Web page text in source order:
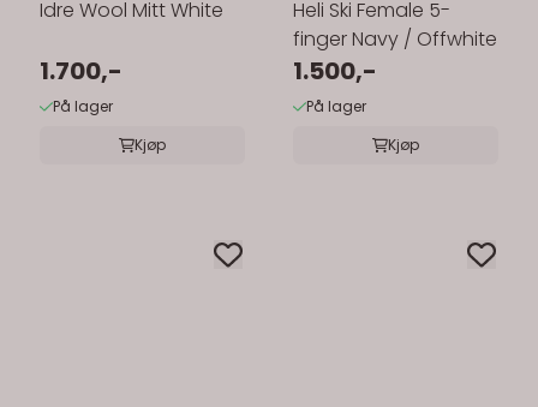
Idre Wool Mitt White
1.700,-
På lager
Kjøp
Heli Ski Female 5-
finger Navy / Offwhite
1.500,-
På lager
Kjøp